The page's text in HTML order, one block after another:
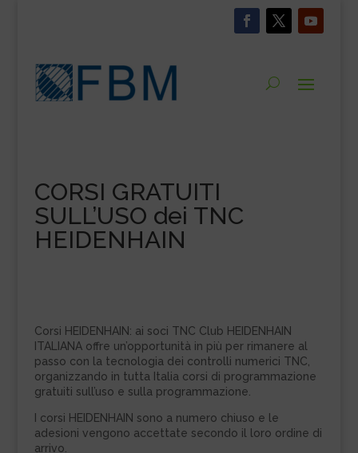
CORSI GRATUITI
SULL’USO dei TNC
HEIDENHAIN
Corsi HEIDENHAIN: ai soci TNC Club HEIDENHAIN
ITALIANA offre un’opportunità in più per rimanere al
passo con la tecnologia dei controlli numerici TNC,
organizzando in tutta Italia corsi di programmazione
gratuiti sull’uso e sulla programmazione.
I corsi HEIDENHAIN sono a numero chiuso e le
adesioni vengono accettate secondo il loro ordine di
arrivo.